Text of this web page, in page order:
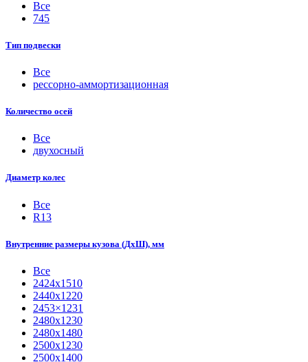
Все
745
Тип подвески
Все
рессорно-аммортизационная
Количество осей
Все
двухосный
Диаметр колес
Все
R13
Внутренние размеры кузова (ДхШ), мм
Все
2424х1510
2440х1220
2453×1231
2480х1230
2480х1480
2500х1230
2500х1400